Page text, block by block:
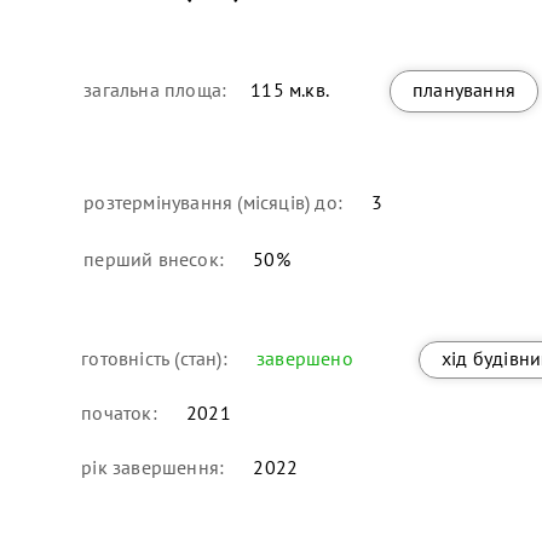
загальна площа: 115 м.кв. планування
розтермінування (місяців) до: 3
перший внесок: 50%
готовність (стан): завершено хід
початок: 2021
рік завершення: 2022